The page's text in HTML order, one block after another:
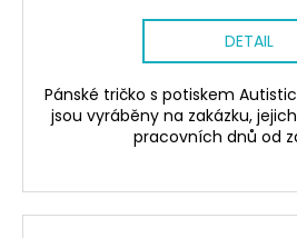
DETAIL
Pánské tričko s potiskem
jsou vyráběny na zakázku,
pracovních dnů od